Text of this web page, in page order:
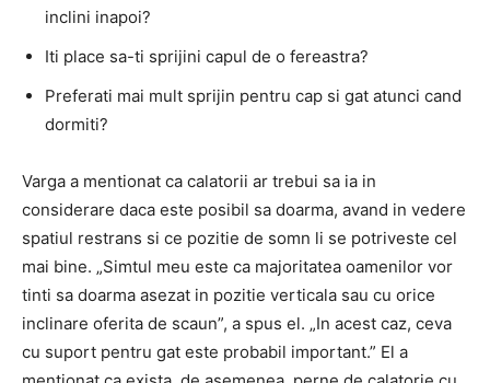
inclini inapoi?
Iti place sa-ti sprijini capul de o fereastra?
Preferati mai mult sprijin pentru cap si gat atunci cand
dormiti?
Varga a mentionat ca calatorii ar trebui sa ia in
considerare daca este posibil sa doarma, avand in vedere
spatiul restrans si ce pozitie de somn li se potriveste cel
mai bine. „Simtul meu este ca majoritatea oamenilor vor
tinti sa doarma asezat in pozitie verticala sau cu orice
inclinare oferita de scaun”, a spus el. „In acest caz, ceva
cu suport pentru gat este probabil important.” El a